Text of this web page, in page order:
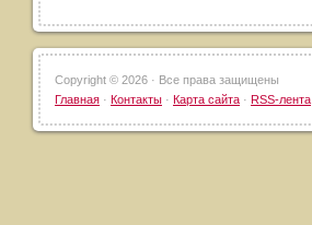
Copyright © 2026 · Все права защищены
Главная · Контакты · Карта сайта · RSS-лента